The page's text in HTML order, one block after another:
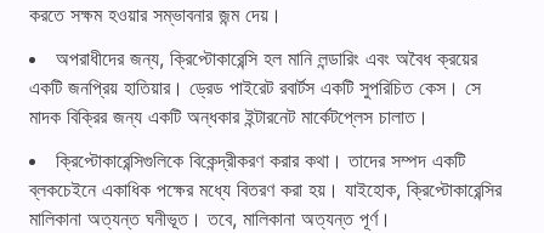
করতে সক্ষম হওয়ার সম্ভাবনার জন্ম দেয়।
অপরাধীদের জন্য, ক্রিপ্টোকারেন্সি হল মানি লন্ডারিং এবং অবৈধ ক্রয়ের
একটি জনপ্রিয় হাতিয়ার। ড্রেড পাইরেট রবার্টস একটি সুপরিচিত কেস। সে
মাদক বিক্রির জন্য একটি অন্ধকার ইন্টারনেট মার্কেটপ্লেস চালাত।
ক্রিপ্টোকারেন্সিগুলিকে বিকেন্দ্রীকরণ করার কথা। তাদের সম্পদ একটি
ব্লকচেইনে একাধিক পক্ষের মধ্যে বিতরণ করা হয়। যাইহোক, ক্রিপ্টোকারেন্সির
মালিকানা অত্যন্ত ঘনীভূত। তবে, মালিকানা অত্যন্ত পূর্ণ।